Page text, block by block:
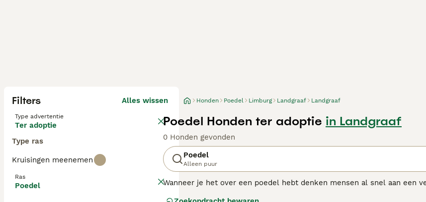
Filters Alles wissen
Type advertentie
Ter adoptie
Type ras
Kruisingen meenemen
Ras
Poedel
Honden Poedel Limburg Landgraaf Landgraaf
Poedel Honden ter adoptie in Landgraaf
0 Honden gevonden
Poedel
Alleen puur
Wanneer je het over een poedel hebt denken mensen al snel aan een